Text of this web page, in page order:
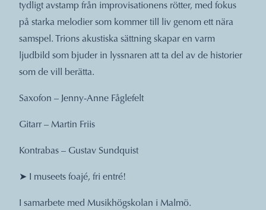
tydligt avstamp från improvisationens rötter, med fokus
på starka melodier som kommer till liv genom ett nära
samspel. Trions akustiska sättning skapar en varm
ljudbild som bjuder in lyssnaren att ta del av de historier
som de vill berätta.
Saxofon – Jenny-Anne Fåglefelt
Gitarr – Martin Friis
Kontrabas – Gustav Sundquist
➤ I museets foajé, fri entré!
I samarbete med Musikhögskolan i Malmö.